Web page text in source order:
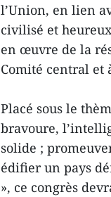
l’Union, en lien
civilisé et
en œuvre de la
Comité central et
Placé sous le
bravoure,
solide ;
édifier un pays
», ce congrès